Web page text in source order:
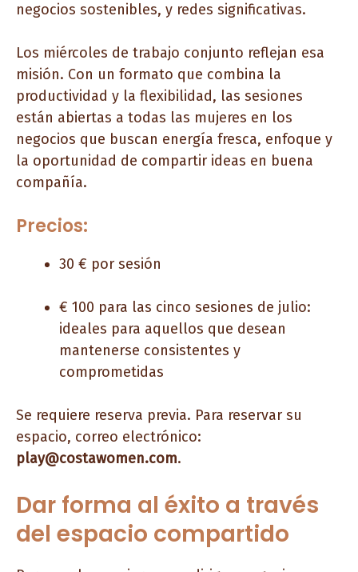
negocios sostenibles, y redes significativas.
Los miércoles de trabajo conjunto reflejan esa
misión. Con un formato que combina la
productividad y la flexibilidad, las sesiones
están abiertas a todas las mujeres en los
negocios que buscan energía fresca, enfoque y
la oportunidad de compartir ideas en buena
compañía.
Precios:
30 € por sesión
€ 100 para las cinco sesiones de julio:
ideales para aquellos que desean
mantenerse consistentes y
comprometidas
Se requiere reserva previa. Para reservar su
espacio, correo electrónico:
play@costawomen.com.
Dar forma al éxito a través
del espacio compartido